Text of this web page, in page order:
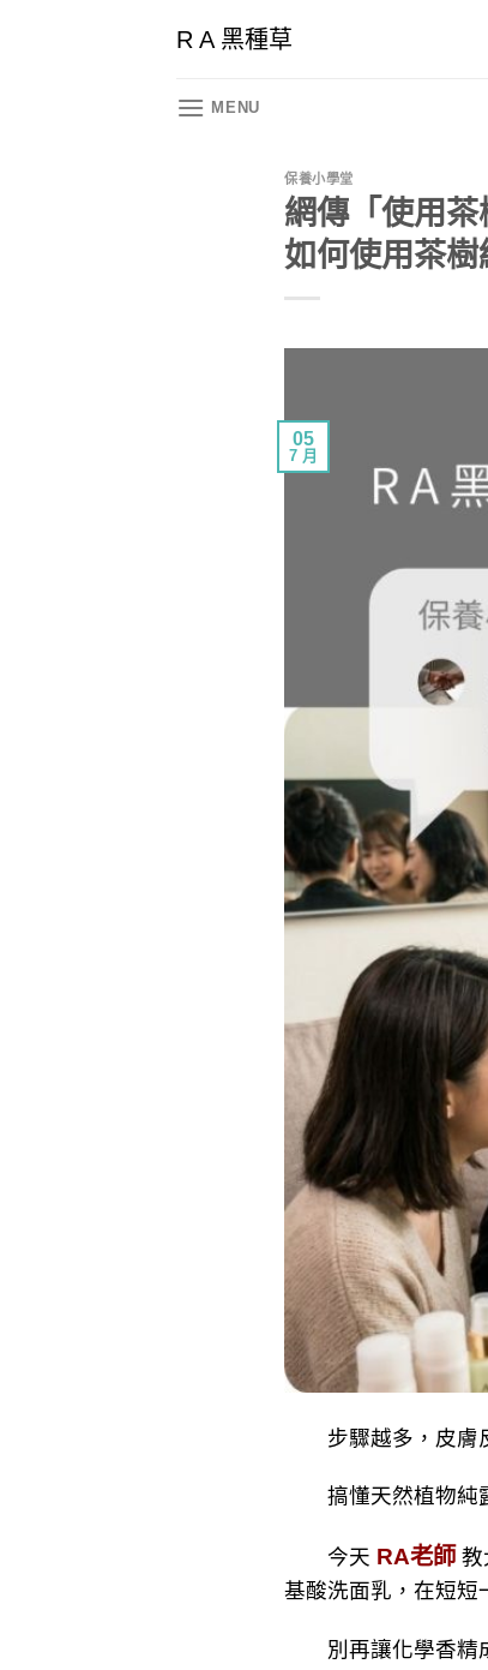
R A 黑種草
MENU
保養小學堂
網傳「使用
如何使用茶樹
05
7 月
步驟越多，皮膚反
搞懂天然植物純露
今天 RA老師 教
基酸洗面乳，在短短
別再讓化學香精成